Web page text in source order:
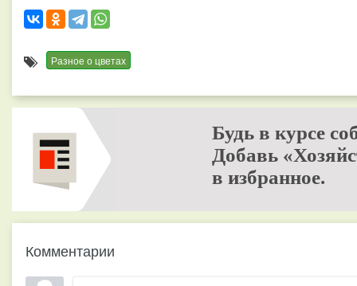
Разное о цветах
Будь в курсе
Добавь
в избранное.
Комментарии